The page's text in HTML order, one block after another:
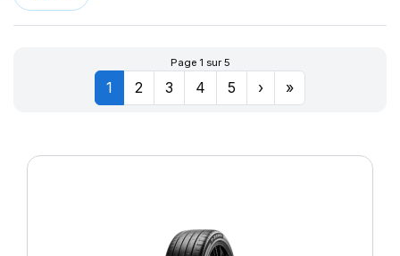
S-VEAS
Page 1 sur 5
1 2 3 4 5 › »